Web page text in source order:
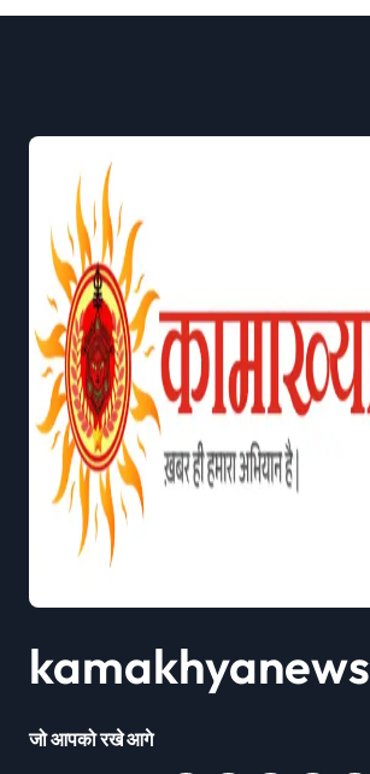
kamakhyanews
जो आपको रखे आगे